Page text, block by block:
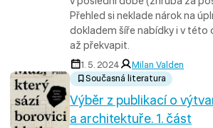
Přehled si neklade nárok na
dokladem šíře nabídky i v této
až překvapit.
1. 5. 2024
Milan Valden
Současná literatura
Výběr z publikací o
a architektuře. 1. část